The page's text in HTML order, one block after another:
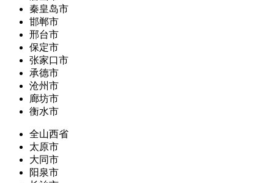
秦皇岛市
邯郸市
邢台市
保定市
张家口市
承德市
沧州市
廊坊市
衡水市
全山西省
太原市
大同市
阳泉市